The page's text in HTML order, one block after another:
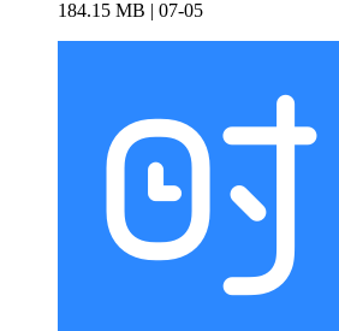
184.15 MB | 07-05